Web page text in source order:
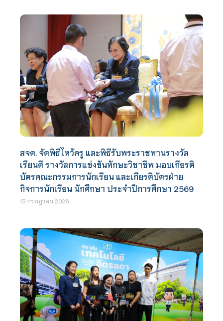
สจด. จัดพิธีไหว้ครู และพิธีรับพระราชทานรางวัล
เรียนดี รางวัลการแข่งขันทักษะวิชาชีพ มอบเกียรติ
บัตรคณะกรรมการนักเรียน และเกียรติบัตรฝ่าย
กิจการนักเรียน นักศึกษา ประจำปีการศึกษา 2569
13 กรกฎาคม 2026